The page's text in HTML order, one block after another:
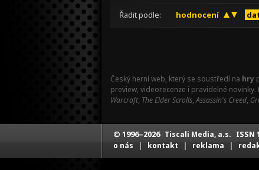
Řadit podle: hodnocení
Český herní web, který se soustředí na hry
preview, videorecenze i pravidelné
Warcraft, The Elder Scrolls,Assassin's Creed,
© 1996–2026 Tiscali Media, a.s. ISSN
o nás | kontakt | reklama |